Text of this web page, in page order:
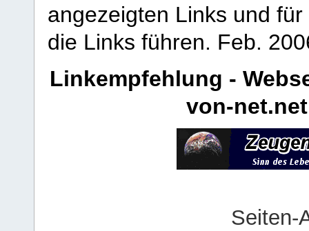
angezeigten Links und
die Links führen. Feb.
Linkempfehlung -
von-net.net
Seiten-